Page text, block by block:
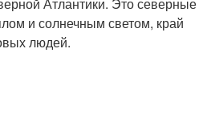
и солнечным светом, край
людей.